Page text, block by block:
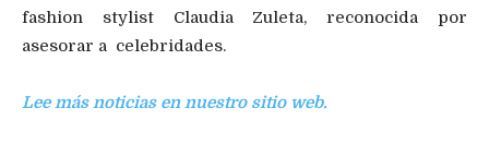
fashion stylist Claudia Zuleta, reconocida por
asesorar a celebridades.
Lee más noticias en nuestro sitio web.